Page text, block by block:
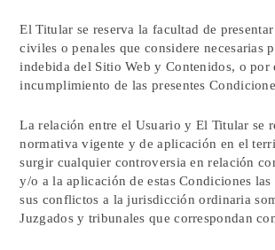
El Titular se reserva la facultad de
civiles o penales que considere necesarias
indebida del Sitio Web y Contenidos, o por
incumplimiento de las presentes
La relación entre el Usuario y El Titular se
normativa vigente y de aplicación en el
surgir cualquier controversia en relación
y/o a la aplicación de estas Condiciones las
sus conflictos a la jurisdicción ordinaria
Juzgados y tribunales que correspondan